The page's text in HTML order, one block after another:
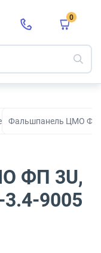
0
для СКС и
Фальшпанель ЦМО ФП
ФП 3U,
9005